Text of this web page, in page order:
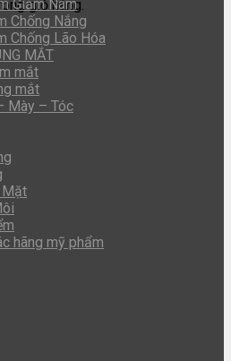
giỏ hàng.
Giảm Nám
Chống Nắng
Chống Lão Hóa
MẮT
mắt
mắt
Mày – Tóc
Mặt
hãng mỹ phẩm